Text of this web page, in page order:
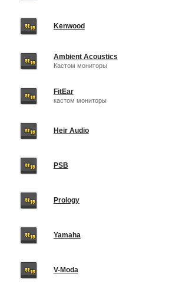
Kenwood
Ambient Acoustics
Кастом мониторы
FitEar
кастом мониторы
Heir Audio
PSB
Prology
Yamaha
V-Moda